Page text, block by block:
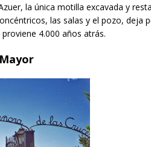
la única motilla excavada y
las salas y el pozo, deja
4.000 años atrás.